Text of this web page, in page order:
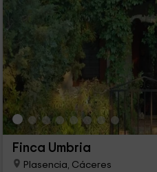
Finca Umbria
Plasencia, Cáceres